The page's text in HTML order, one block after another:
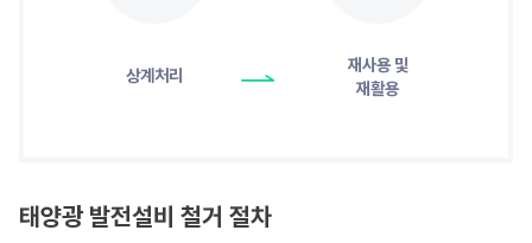
상계처리
재사용 및
재활용
태양광 발전설비 철거 절차